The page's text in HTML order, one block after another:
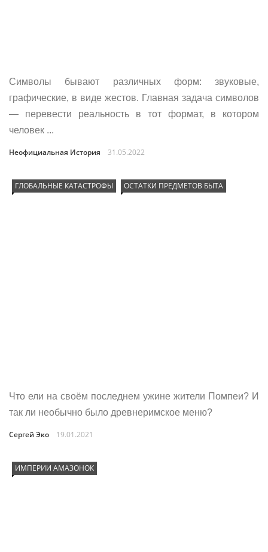
Символы бывают различных форм: звуковые,
графические, в виде жестов. Главная задача символов
— перевести реальность в тот формат, в котором
человек ...
Неофициальная История 31.05.2022
ГЛОБАЛЬНЫЕ КАТАСТРОФЫ ОСТАТКИ ПРЕДМЕТОВ БЫТА
Что ели на своём последнем ужине жители Помпеи? И
так ли необычно было древнеримское меню?
Сергей Эко 19.01.2021
ИМПЕРИИ АМАЗОНОК